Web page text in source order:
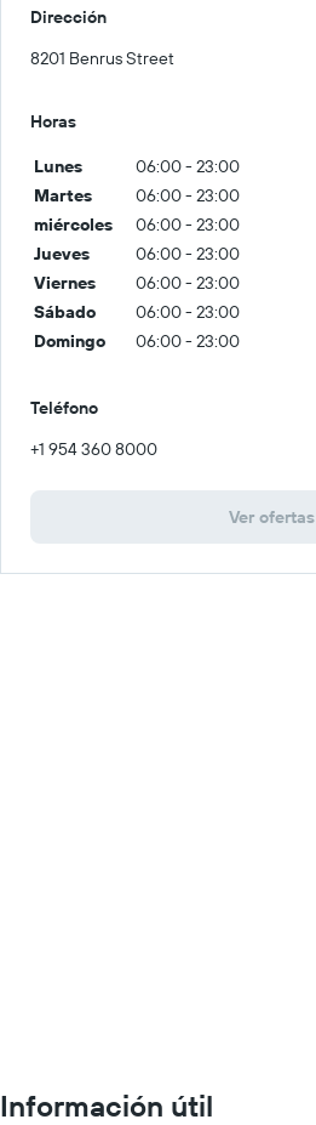
Dirección
8201 Benrus Street
Horas
Lunes
06:00 - 23:00
Martes
06:00 - 23:00
miércoles
06:00 - 23:00
Jueves
06:00 - 23:00
Viernes
06:00 - 23:00
Sábado
06:00 - 23:00
Domingo
06:00 - 23:00
Teléfono
+1 954 360 8000
Ver ofertas
Información útil